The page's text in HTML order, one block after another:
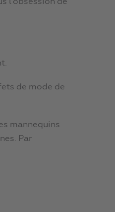
l’obsession de
de mode de
mannequins
Par